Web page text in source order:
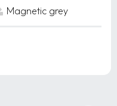
Magnetic grey